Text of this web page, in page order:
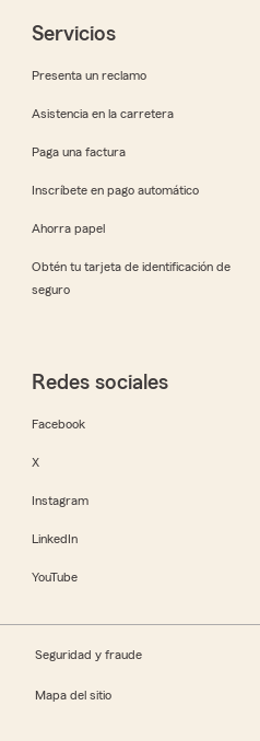
Servicios
Presenta un reclamo
Asistencia en la carretera
Paga una factura
Inscríbete en pago automático
Ahorra papel
Obtén tu tarjeta de identificación de
seguro
Redes sociales
Facebook
X
Instagram
LinkedIn
YouTube
Seguridad y fraude
Mapa del sitio